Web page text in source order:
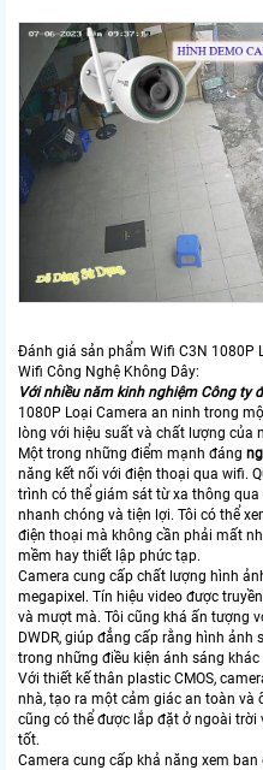
Đánh giá sản phẩm Wifi C3N 1080P
Wifi Công Nghệ Không Dây:
Với nhiều năm kinh nghiệm Công ty
1080P Loại Camera an ninh trong
lòng với hiệu suất và chất lượng của
Một trong những điểm mạnh đáng
năng kết nối với điện thoại qua wifi.
trình có thể giám sát từ xa thông
nhanh chóng và tiện lợi. Tôi có thể
điện thoại mà không cần phải mất
mềm hay thiết lập phức tạp.
Camera cung cấp chất lượng hình
megapixel. Tín hiệu video được
và mượt mà. Tôi cũng khá ấn tượng
DWDR, giúp đẳng cấp rằng hình
trong những điều kiện ánh sáng khác
Với thiết kế thân plastic CMOS,
nhà, tạo ra một cảm giác an toàn và
cũng có thể được lắp đặt ở ngoài
tốt.
Camera cung cấp khả năng xem